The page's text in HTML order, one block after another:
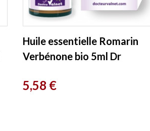
Huile essentielle Romarin
Verbénone bio 5ml Dr
Prix
5,58 €